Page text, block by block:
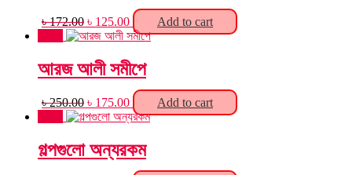
৳172.00 Original
price
৳ 172.00.
৳ 125.00Current
price
৳ 125.00.
Add to cart
আরজ আলী সমীপে
৳250.00 Original
price
৳ 250.00.
৳ 175.00Current
price
৳ 175.00.
Add to cart
গল্পগুলো অন্যরকম